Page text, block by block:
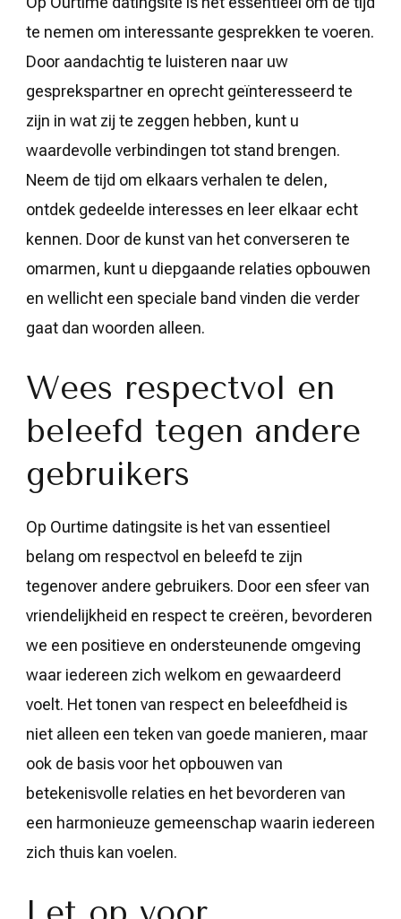
te nemen om interessante gesprekken te voeren.
Door aandachtig te luisteren naar uw
gesprekspartner en oprecht geïnteresseerd te
zijn in wat zij te zeggen hebben, kunt u
waardevolle verbindingen tot stand brengen.
Neem de tijd om elkaars verhalen te delen,
ontdek gedeelde interesses en leer elkaar echt
kennen. Door de kunst van het converseren te
omarmen, kunt u diepgaande relaties opbouwen
en wellicht een speciale band vinden die verder
gaat dan woorden alleen.
Wees respectvol en
beleefd tegen andere
gebruikers
Op Ourtime datingsite is het van essentieel
belang om respectvol en beleefd te zijn
tegenover andere gebruikers. Door een sfeer van
vriendelijkheid en respect te creëren, bevorderen
we een positieve en ondersteunende omgeving
waar iedereen zich welkom en gewaardeerd
voelt. Het tonen van respect en beleefdheid is
niet alleen een teken van goede manieren, maar
ook de basis voor het opbouwen van
betekenisvolle relaties en het bevorderen van
een harmonieuze gemeenschap waarin iedereen
zich thuis kan voelen.